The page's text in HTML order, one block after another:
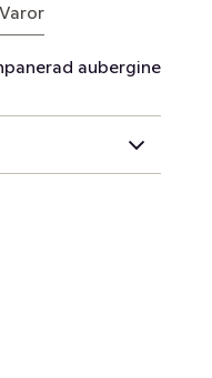
aubergine